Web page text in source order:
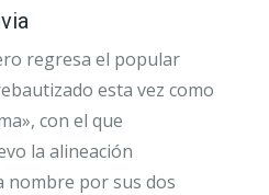
regresa el popular
esta vez como
con el que
la alineación
nombre por sus dos